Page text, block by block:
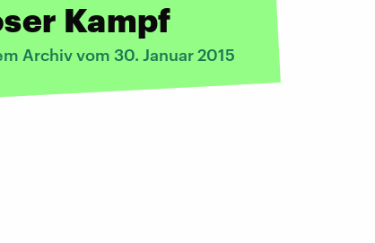
Kampf
Archiv vom 30. Januar 2015